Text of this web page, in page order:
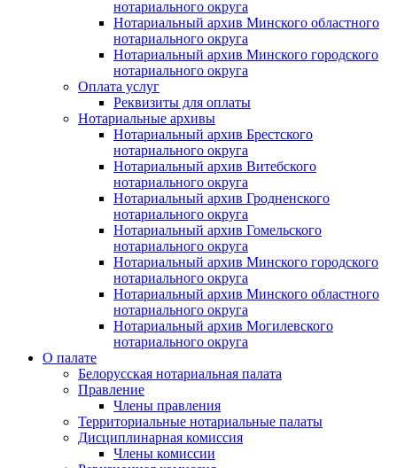
нотариального округа
Нотариальный архив Минского областного
нотариального округа
Нотариальный архив Минского городского
нотариального округа
Оплата услуг
Реквизиты для оплаты
Нотариальные архивы
Нотариальный архив Брестского
нотариального округа
Нотариальный архив Витебского
нотариального округа
Нотариальный архив Гродненского
нотариального округа
Нотариальный архив Гомельского
нотариального округа
Нотариальный архив Минского городского
нотариального округа
Нотариальный архив Минского областного
нотариального округа
Нотариальный архив Могилевского
нотариального округа
О палате
Белорусская нотариальная палата
Правление
Члены правления
Территориальные нотариальные палаты
Дисциплинарная комиссия
Члены комиссии